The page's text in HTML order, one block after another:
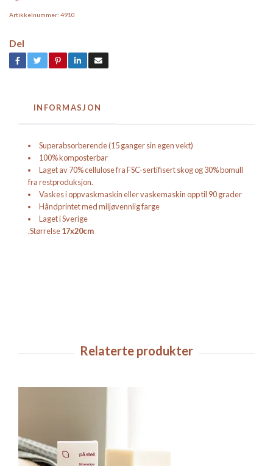
Artikkelnummer: 4910
Del
INFORMASJON
Superabsorberende (15 ganger sin egen vekt)
100% komposterbar
Laget av 70% cellulose fra FSC-sertifisert skog og 30% bomull
fra restproduksjon.
Vaskes i oppvaskmaskin eller vaskemaskin opp til 90 grader
Håndprintet med miljøvennlig farge
Laget i Sverige
.Størrelse17x20cm